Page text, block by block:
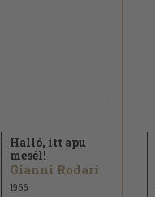
Halló, itt apu
mesél!
Gianni Rodari
1966